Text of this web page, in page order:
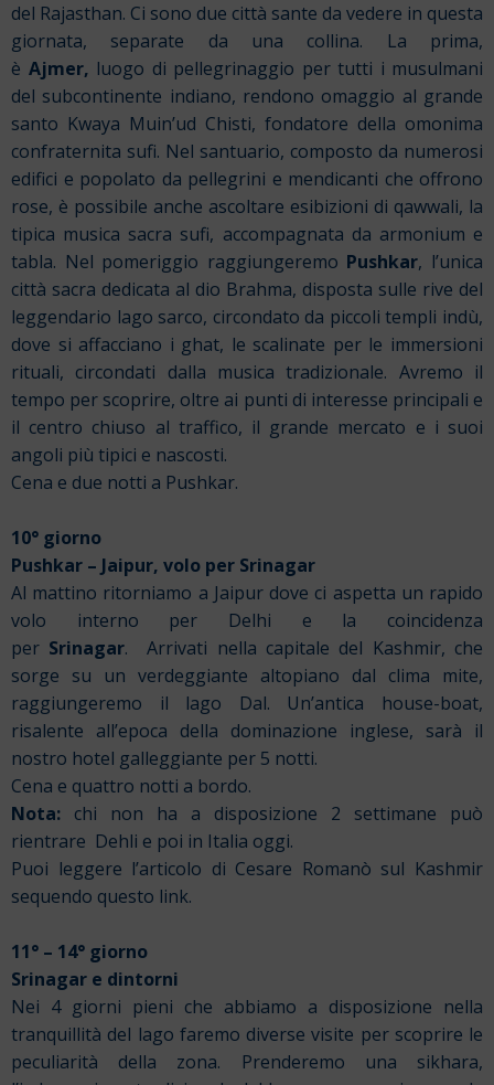
del Rajasthan. Ci sono due città sante da vedere in questa
giornata, separate da una collina. La prima,
è Ajmer, luogo di pellegrinaggio per tutti i musulmani
del subcontinente indiano, rendono omaggio al grande
santo Kwaya Muin’ud Chisti, fondatore della omonima
confraternita sufi. Nel santuario, composto da numerosi
edifici e popolato da pellegrini e mendicanti che offrono
rose, è possibile anche ascoltare esibizioni di qawwali, la
tipica musica sacra sufi, accompagnata da armonium e
tabla. Nel pomeriggio raggiungeremo Pushkar, l’unica
città sacra dedicata al dio Brahma, disposta sulle rive del
leggendario lago sarco, circondato da piccoli templi indù,
dove si affacciano i ghat, le scalinate per le immersioni
rituali, circondati dalla musica tradizionale. Avremo il
tempo per scoprire, oltre ai punti di interesse principali e
il centro chiuso al traffico, il grande mercato e i suoi
angoli più tipici e nascosti.
Cena e due notti a Pushkar.
10° giorno
Pushkar – Jaipur, volo per Srinagar
Al mattino ritorniamo a Jaipur dove ci aspetta un rapido
volo interno per Delhi e la coincidenza
per Srinagar.
Arrivati nella capitale del Kashmir, che
sorge su un verdeggiante altopiano dal clima mite,
raggiungeremo il lago Dal. Un’antica house-boat,
risalente all’epoca della dominazione inglese, sarà il
nostro hotel galleggiante per 5 notti.
Cena e quattro notti a bordo.
Nota: chi non ha a disposizione 2 settimane può
rientrare Dehli e poi in Italia oggi.
Puoi leggere l’articolo di Cesare Romanò sul Kashmir
sequendo questo link.
11° – 14° giorno
Srinagar e dintorni
Nei 4 giorni pieni che abbiamo a disposizione nella
tranquillità del lago faremo diverse visite per scoprire le
peculiarità della zona. Prenderemo una sikhara,